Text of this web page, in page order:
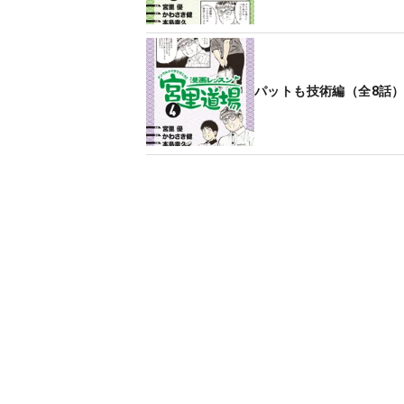
パットも技術編（全8話